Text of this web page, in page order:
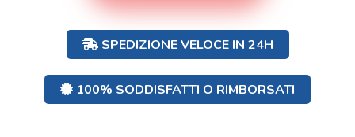
SPEDIZIONE VELOCE IN 24H
100% SODDISFATTI O RIMBORSATI